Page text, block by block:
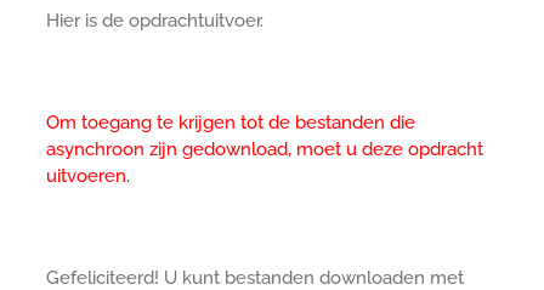
Hier is de opdrachtuitvoer.
Om toegang te krijgen tot de bestanden die
asynchroon zijn gedownload, moet u deze opdracht
uitvoeren.
Gefeliciteerd! U kunt bestanden downloaden met